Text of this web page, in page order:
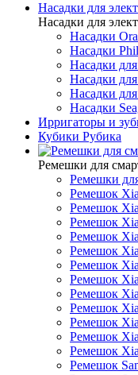
Насадки для
Насадки для
Насадки
Насадки
Насадки
Насадки
Насадки
Насадки
Ирригаторы и
Кубики Рубика
Ремешки для
Ремешки
Ремешок
Ремешок
Ремешок
Ремешок
Ремешок
Ремешок
Ремешок
Ремешок
Ремешок
Ремешок
Ремешок
Ремешок
Ремешок